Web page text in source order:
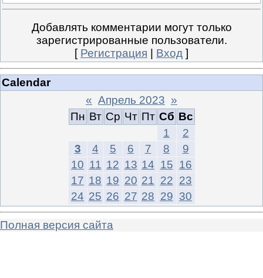
Добавлять комментарии могут только
зарегистрированные пользователи.
[ Регистрация Вход ]
Calendar
« Апрель 2023 »
Пн Вт Ср Чт Пт Сб Вс
1
2
3
4 5 6 7 8
9
10 11 12 13 14 15 16
17 18 19 20 21 22 23
24 25 26 27 28 29 30
Полная версия сайта